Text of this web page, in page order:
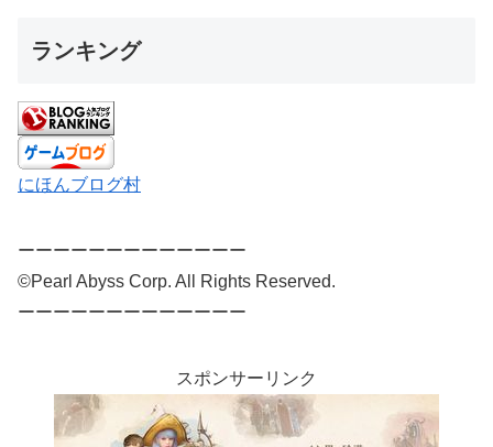
ランキング
にほんブログ村
ーーーーーーーーーーーーー
©Pearl Abyss Corp. All Rights Reserved.
ーーーーーーーーーーーーー
スポンサーリンク